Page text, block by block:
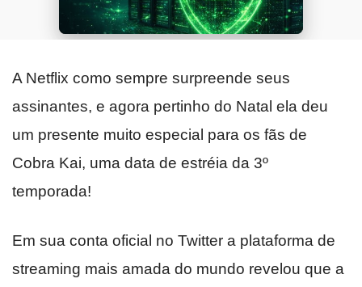
A Netflix como sempre surpreende seus
assinantes, e agora pertinho do Natal ela deu
um presente muito especial para os fãs de
Cobra Kai, uma data de estréia da 3º
temporada!
Em sua conta oficial no Twitter a plataforma de
streaming mais amada do mundo revelou que a